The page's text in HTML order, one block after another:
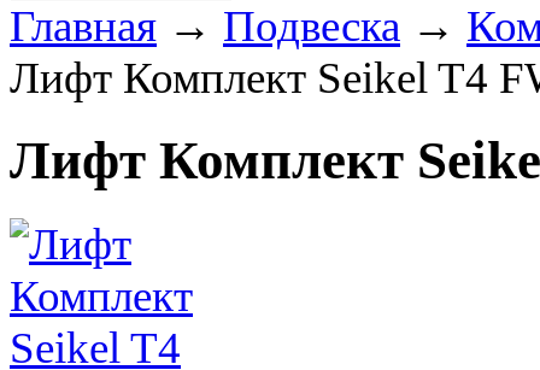
Главная → Подвеска →
Лифт Комплект Seikel T4
Лифт Комплект